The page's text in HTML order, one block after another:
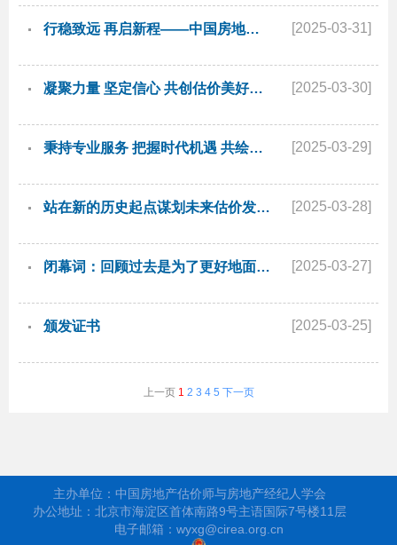
行稳致远 再启新程——中国房地产估价师与房地产经纪人学会第二届会长 宋春华 [2025-03-31]
凝聚力量 坚定信心 共创估价美好未来——中国房地产估价师与房地产经纪人学会第三届会长 杜鹃 [2025-03-30]
秉持专业服务 把握时代机遇 共绘估价新蓝图——住房和城乡建设部房地产市场监管司司长 李晓龙 [2025-03-29]
站在新的历史起点谋划未来估价发展——中国房地产估价师与房地产经纪人学会会长 柴强 [2025-03-28]
闭幕词：回顾过去是为了更好地面向未来——中国房地产估价师与房地产经纪人学会会长 柴强 [2025-03-27]
颁发证书 [2025-03-25]
上一页 1 2 3 4 5 下一页
主办单位：中国房地产估价师与房地产经纪人学会
办公地址：北京市海淀区首体南路9号主语国际7号楼11层
电子邮箱：wyxg@cirea.org.cn